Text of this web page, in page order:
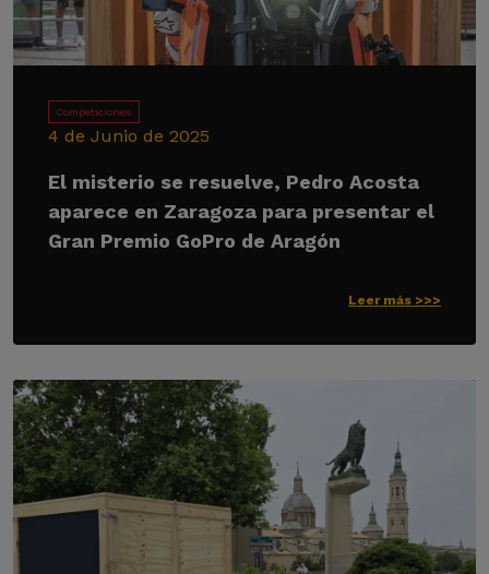
Competiciones
4 de Junio de 2025
El misterio se resuelve, Pedro Acosta
aparece en Zaragoza para presentar el
Gran Premio GoPro de Aragón
Leer más >>>